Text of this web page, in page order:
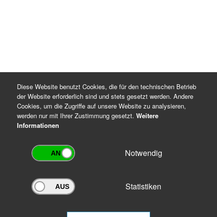
Archivportal Thüringen
Diese Website benutzt Cookies, die für den technischen Betrieb
der Website erforderlich sind und stets gesetzt werden. Andere
Cookies, um die Zugriffe auf unsere Website zu analysieren,
werden nur mit Ihrer Zustimmung gesetzt. Weitere
Informationen
Notwendig
Statistiken